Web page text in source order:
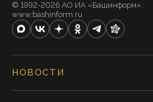
© 1992-2026 АО ИА «Башинформ».
www.bashinform.ru
НОВОСТИ